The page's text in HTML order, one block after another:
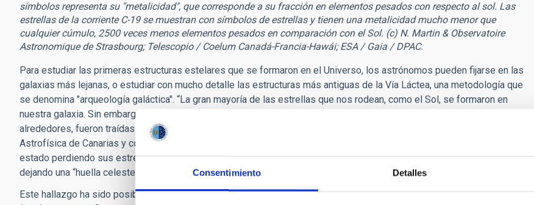
Consentimiento Detalles
símbolos representa su "metalicidad", que corresponde a su fracción en elementos pesados con respecto al sol. Las
estrellas de la corriente C-19 se muestran con símbolos de estrellas y tienen una metalicidad mucho menor que
cualquier cúmulo, 2500 veces menos elementos pesados en comparación con el Sol. (c) N. Martin & Observatoire
Astronomique de Strasbourg; Telescopio / Coelum Canadá-Francia-Hawái; ESA / Gaia / DPAC.
Para estudiar las primeras estructuras estelares que se formaron en el Universo, los astrónomos pueden fijarse en las
galaxias más lejanas, o estudiar con mucho detalle las estructuras más antiguas de la Vía Láctea, una metodología que
se denomina "arqueología galáctica". “La gran mayoría de las estrellas que nos rodean, como el Sol, se formaron en
nuestra galaxia. Sin embargo, una pequeña fracción de las estrellas y cúmulos de la Vía Láctea, que se encuentran en sus
alrededores, fueron traídas desde galaxias más pequeñas”, explica
Astrofísica de Canarias y coautor del artículo. “El cúmulo descubierto se introdujo posiblemente de esta manera, pero ha
estado perdiendo sus estrellas en su órbita alrededor de la Galaxia como resultado de las tensiones de las mareas,
dejando una “huella celeste” de estrellas”, añade.
Este hallazgo ha sido posible gracias a los datos tomados por la misión del satélite Gaia de la Agencia Espacial Europea